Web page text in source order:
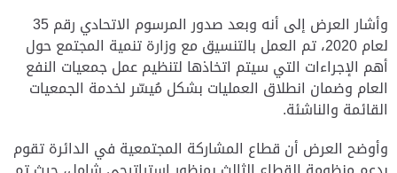
وأشار العرض إلى أنه وبعد صدور المرسوم الاتحادي رقم 35
لعام 2020، تم العمل بالتنسيق مع وزارة تنمية المجتمع حول
أهم الإجراءات التي سيتم اتخاذها لتنظيم عمل جمعيات النفع
العام وضمان انطلاق العمليات بشكل مُيسّر لخدمة الجمعيات
القائمة والناشئة.
وأوضح العرض أن قطاع المشاركة المجتمعية في الدائرة تقوم